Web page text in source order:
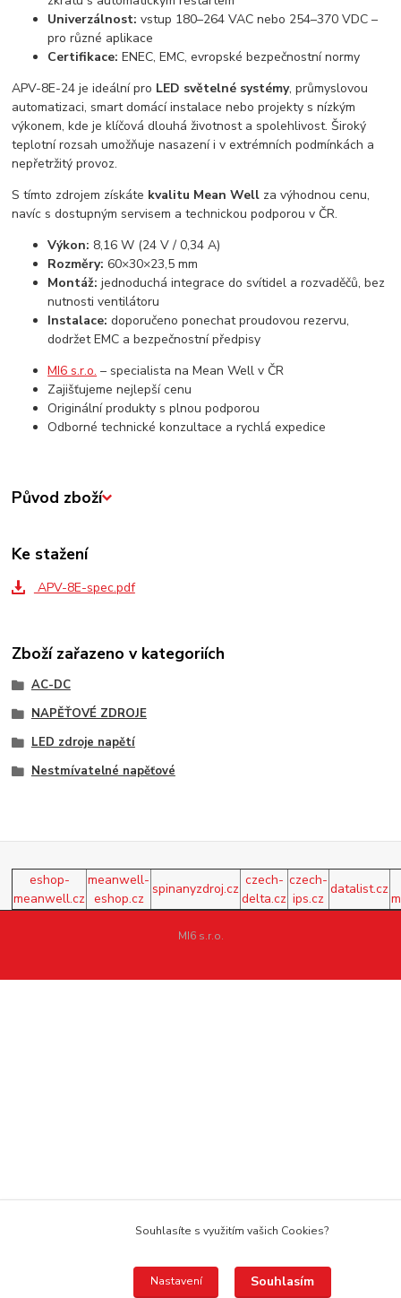
Univerzálnost: vstup 180–264 VAC nebo 254–370 VDC –
pro různé aplikace
Certifikace: ENEC, EMC, evropské bezpečnostní normy
APV-8E-24 je ideální pro LED světelné systémy, průmyslovou
automatizaci, smart domácí instalace nebo projekty s nízkým
výkonem, kde je klíčová dlouhá životnost a spolehlivost. Široký
teplotní rozsah umožňuje nasazení i v extrémních podmínkách a
nepřetržitý provoz.
S tímto zdrojem získáte kvalitu Mean Well za výhodnou cenu,
navíc s dostupným servisem a technickou podporou v ČR.
Výkon: 8,16 W (24 V / 0,34 A)
Rozměry: 60×30×23,5 mm
Montáž: jednoduchá integrace do svítidel a rozvaděčů, bez
nutnosti ventilátoru
Instalace: doporučeno ponechat proudovou rezervu,
dodržet EMC a bezpečnostní předpisy
MI6 s.r.o. – specialista na Mean Well v ČR
Zajišťujeme nejlepší cenu
Originální produkty s plnou podporou
Odborné technické konzultace a rychlá expedice
Původ zboží
Ke stažení
APV-8E-spec.pdf
Zboží zařazeno v kategoriích
AC-DC
NAPĚŤOVÉ ZDROJE
LED zdroje napětí
Nestmívatelné napěťové
eshop-
meanwell.cz
meanwell-
eshop.cz
spinanyzdroj.cz
czech-
delta.cz
czech-
ips.cz
datalist.cz
MI6 s.r.o.
Souhlasíte s využitím vašich Cookies?
Nastavení Souhlasím